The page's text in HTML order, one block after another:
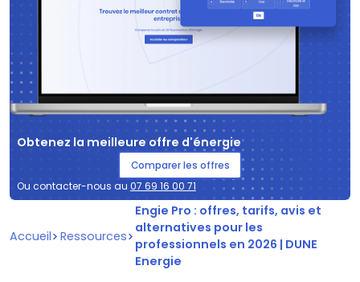
Obtenez la meilleure offre d'énergie
Comparer les offres
Ou contacter-nous au 07 69 16 00 71
Accueil Ressources
Engie Pro : offres, tarifs, avis et
alternatives pour les
professionnels en 2026 | DUNE
Energie